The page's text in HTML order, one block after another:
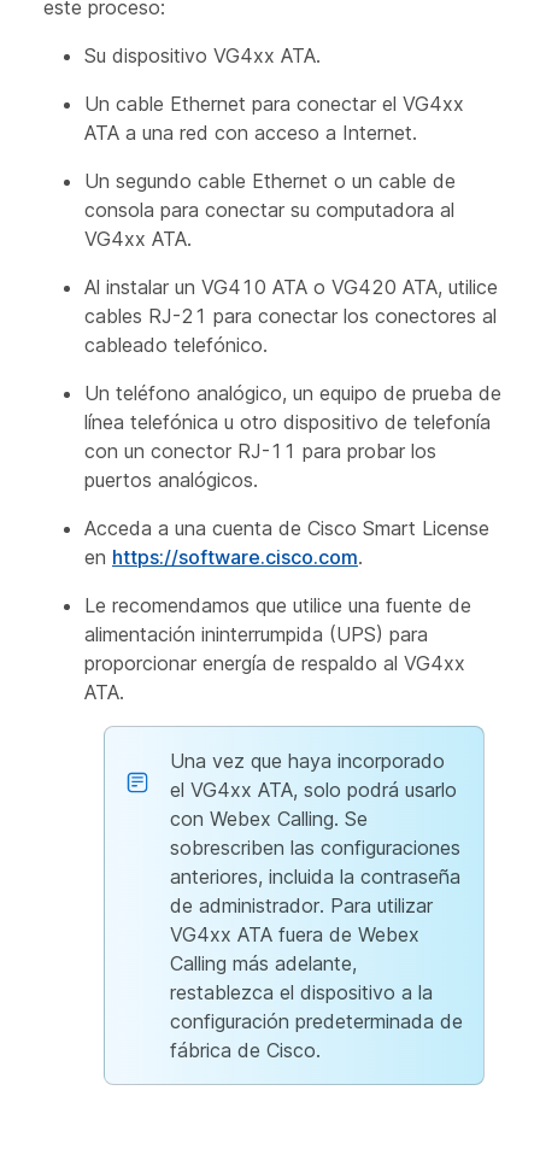
este proceso:
Su dispositivo VG4xx ATA.
Un cable Ethernet para conectar el VG4xx
ATA a una red con acceso a Internet.
Un segundo cable Ethernet o un cable de
consola para conectar su computadora al
VG4xx ATA.
Al instalar un VG410 ATA o VG420 ATA, utilice
cables RJ-21 para conectar los conectores al
cableado telefónico.
Un teléfono analógico, un equipo de prueba de
línea telefónica u otro dispositivo de telefonía
con un conector RJ-11 para probar los
puertos analógicos.
Acceda a una cuenta de Cisco Smart License
en https://software.cisco.com.
Le recomendamos que utilice una fuente de
alimentación ininterrumpida (UPS) para
proporcionar energía de respaldo al VG4xx
ATA.
Una vez que haya incorporado
el VG4xx ATA, solo podrá usarlo
con Webex Calling. Se
sobrescriben las configuraciones
anteriores, incluida la contraseña
de administrador. Para utilizar
VG4xx ATA fuera de Webex
Calling más adelante,
restablezca el dispositivo a la
configuración predeterminada de
fábrica de Cisco.